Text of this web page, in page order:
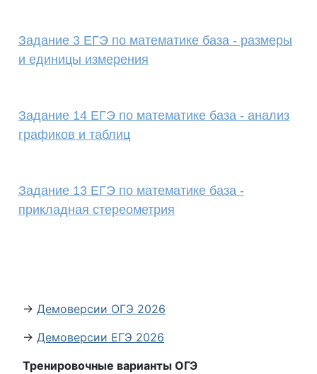
Задание 3 ЕГЭ по математике база - размеры
и единицы измерения
Задание 14 ЕГЭ по математике база - анализ
графиков и таблиц
Задание 13 ЕГЭ по математике база -
прикладная стереометрия
→ Демоверсии ОГЭ 2026
→ Демоверсии ЕГЭ 2026
Тренировочные варианты ОГЭ